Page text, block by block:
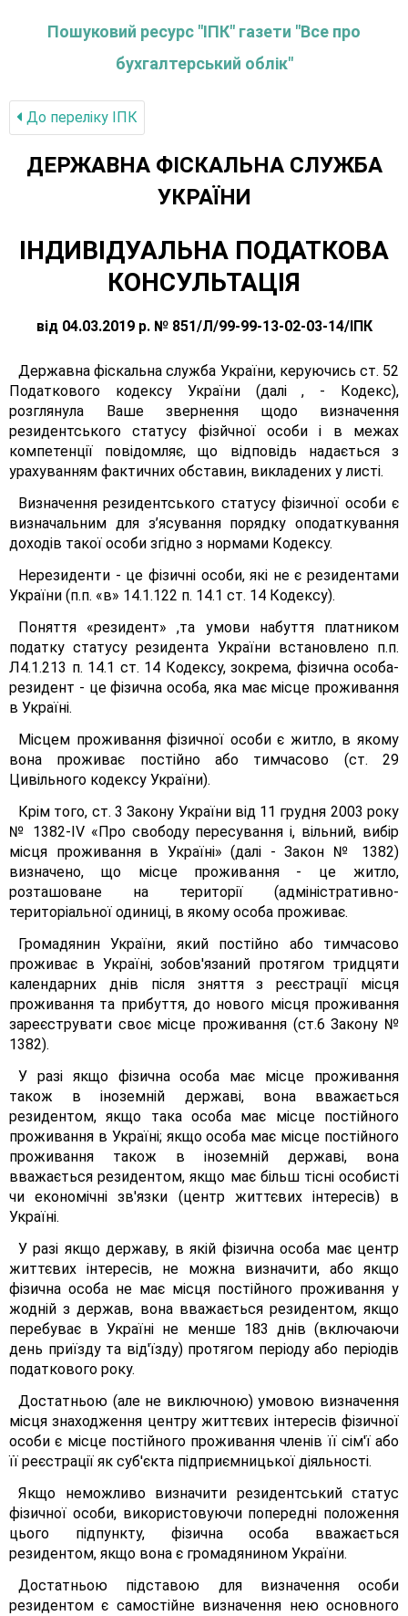
Пошуковий ресурс "ІПК" газети "Все про
бухгалтерський облік"
До переліку IПК
ДЕРЖАВНА ФІСКАЛЬНА СЛУЖБА
УКРАЇНИ
ІНДИВІДУАЛЬНА ПОДАТКОВА
КОНСУЛЬТАЦІЯ
від 04.03.2019 р. № 851/Л/99-99-13-02-03-14/ІПК
Державна фіскальна служба України, керуючись ст. 52
Податкового кодексу України (далі , - Кодекс),
розглянула Ваше звернення щодо визначення
резидентського статусу фізйчної особи і в межах
компетенції повідомляє, що відповідь надається з
урахуванням фактичних обставин, викладених у листі.
Визначення резидентського статусу фізичної особи є
визначальним для з’ясування порядку оподаткування
доходів такої особи згідно з нормами Кодексу.
Нерезиденти - це фізичні особи, які не є резидентами
України (п.п. «в» 14.1.122 п. 14.1 ст. 14 Кодексу).
Поняття «резидент» ,та умови набуття платником
податку статусу резидента України встановлено п.п.
Л4.1.213 п. 14.1 ст. 14 Кодексу, зокрема, фізична особа-
резидент - це фізична особа, яка має місце проживання
в Україні.
Місцем проживання фізичної особи є житло, в якому
вона проживає постійно або тимчасово (ст. 29
Цивільного кодексу України).
Крім того, ст. 3 Закону України від 11 грудня 2003 року
№ 1382-ІV «Про свободу пересування і, вільний, вибір
місця проживання в Україні» (далі - Закон № 1382)
визначено, що місце проживання - це житло,
розташоване на території (адміністративно-
територіальної одиниці, в якому особа проживає.
Громадянин України, який постійно або тимчасово
проживає в Україні, зобов'язаний протягом тридцяти
календарних днів після зняття з реєстрації місця
проживання та прибуття, до нового місця проживання
зареєструвати своє місце проживання (ст.6 Закону №
1382).
У разі якщо фізична особа має місце проживання
також в іноземній державі, вона вважається
резидентом, якщо така особа має місце постійного
проживання в Україні; якщо особа має місце постійного
проживання також в іноземній державі, вона
вважається резидентом, якщо має більш тісні особисті
чи економічні зв'язки (центр життєвих інтересів) в
Україні.
У разі якщо державу, в якій фізична особа має центр
життєвих інтересів, не можна визначити, або якщо
фізична особа не має місця постійного проживання у
жодній з держав, вона вважається резидентом, якщо
перебуває в Україні не менше 183 днів (включаючи
день приїзду та від'їзду) протягом періоду або періодів
податкового року.
Достатньою (але не виключною) умовою визначення
місця знаходження центру життєвих інтересів фізичної
особи є місце постійного проживання членів її сім'ї або
її реєстрації як суб'єкта підприємницької діяльності.
Якщо неможливо визначити резидентський статус
фізичної особи, використовуючи попередні положення
цього підпункту, фізична особа вважається
резидентом, якщо вона є громадянином України.
Достатньою підставою для визначення особи
резидентом є самостійне визначення нею основного